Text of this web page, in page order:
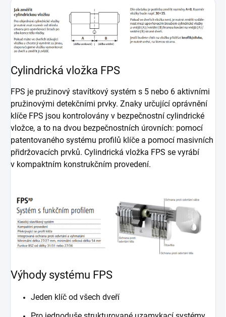
Cylindrická vložka FPS
FPS je pružinový stavítkový systém s 5 nebo 6 aktivními
pružinovými detekčními prvky. Znaky určující oprávnění
klíče FPS jsou kontrolovány v bezpečnostní cylindrické
vložce, a to na dvou bezpečnostních úrovních: pomocí
patentovaného systému profilů klíče a pomocí masivních
přidržovacích prvků. Cylindrická vložka FPS se vyrábí
v kompaktním konstrukčním provedení.
Výhody systému FPS
Jeden klíč od všech dveří